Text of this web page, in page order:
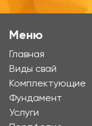
Меню
Главная
Виды свай
Комплектующие
Фундамент
Услуги